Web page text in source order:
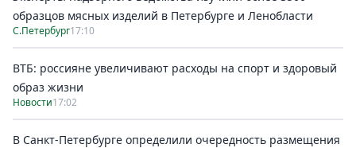
образцов мясных изделий в Петербурге и Ленобласти
С.Петербург17:10
ВТБ: россияне увеличивают расходы на спорт и здоровый
образ жизни
Новости17:02
В Санкт-Петербурге определили очередность размещения